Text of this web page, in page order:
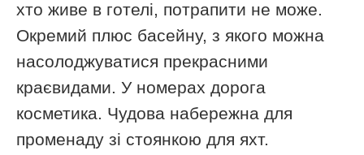
хто живе в готелі, потрапити не може.
Окремий плюс басейну, з якого можна
насолоджуватися прекрасними
краєвидами. У номерах дорога
косметика. Чудова набережна для
променаду зі стоянкою для яхт.